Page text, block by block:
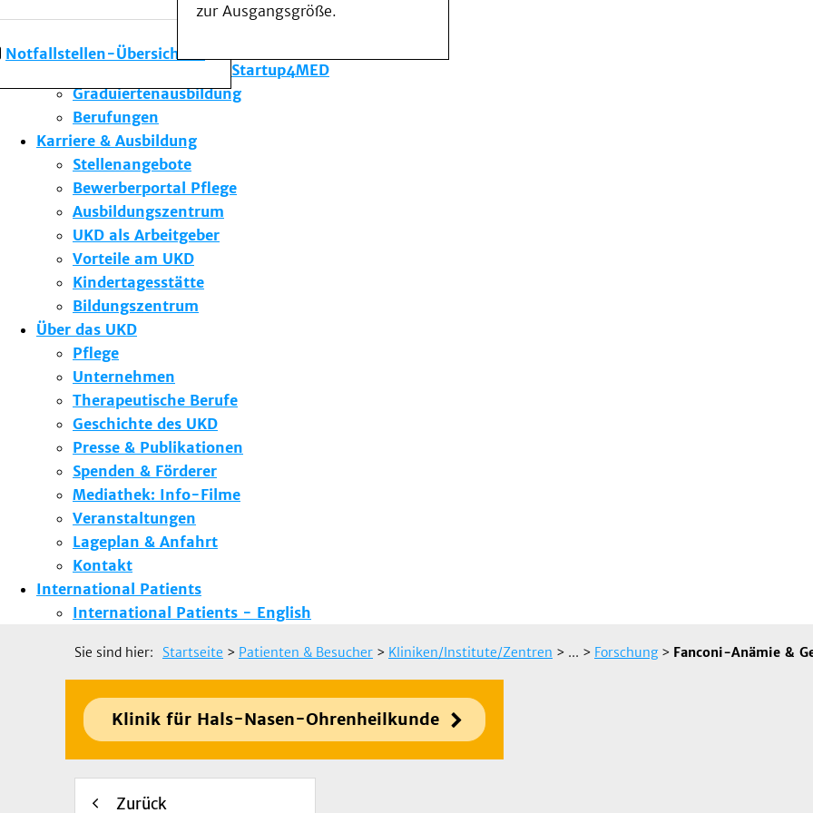
Notfallstellen-Übersicht
zur Ausgangsgröße.
Forschung am UKD
Studium & Lehre
Gründungsförderung Startup4MED
Graduiertenausbildung
Berufungen
Karriere & Ausbildung
Stellenangebote
Bewerberportal Pflege
Ausbildungszentrum
UKD als Arbeitgeber
Vorteile am UKD
Kindertagesstätte
Bildungszentrum
Über das UKD
Pflege
Unternehmen
Therapeutische Berufe
Geschichte des UKD
Presse & Publikationen
Spenden & Förderer
Mediathek: Info-Filme
Veranstaltungen
Lageplan & Anfahrt
Kontakt
International Patients
International Patients - English
Sie sind hier: Startseite > Patienten & Besucher > Kliniken/Institute/Zentren > ... > Forschung> Fanconi-Anämie &
Klinik für Hals-Nasen-Ohrenheilkunde
Zurück